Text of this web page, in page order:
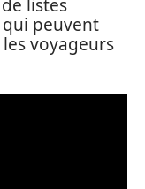
listes
qui peuvent
voyageurs